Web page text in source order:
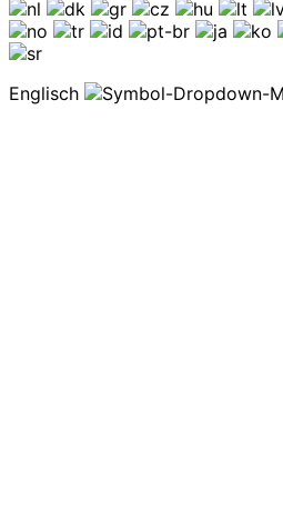
Englisch